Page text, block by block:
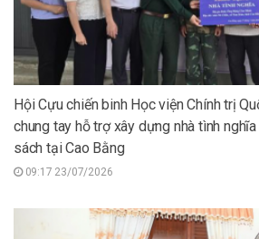
Hội Cựu chiến binh Học viện Chính trị
chung tay hỗ trợ xây dựng nhà tình
sách tại Cao Bằng
09:17 23/07/2026